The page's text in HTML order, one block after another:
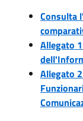
Consulta
Allegato
Allegato